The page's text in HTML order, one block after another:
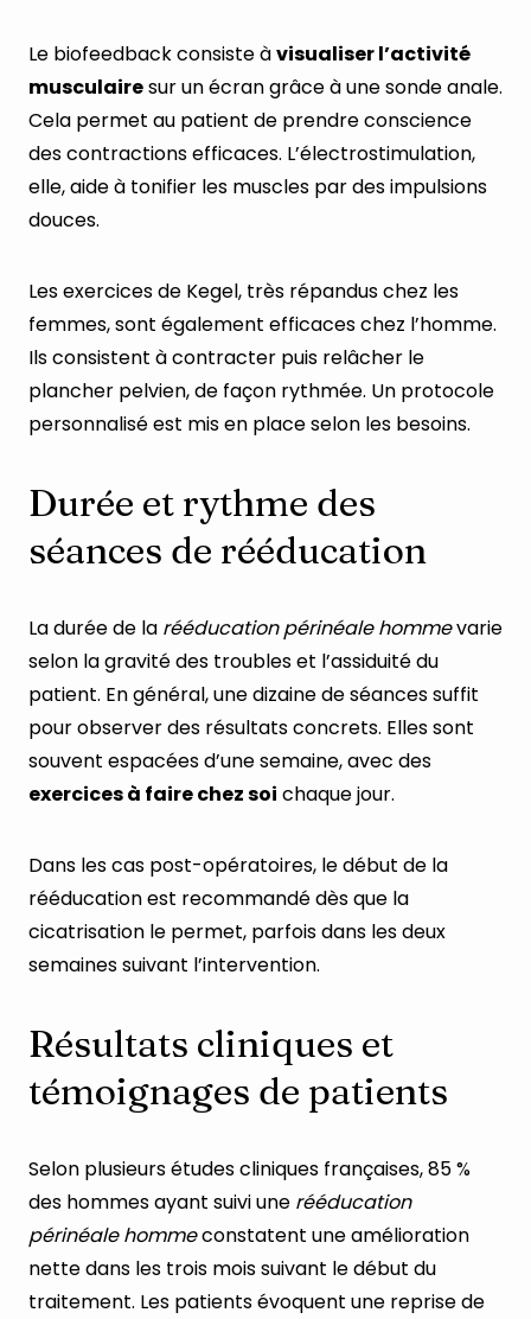
Le biofeedback consiste àvisualiser l’activité
musculairesur un écran grâce à une sonde anale.
Cela permet au patient de prendre conscience
des contractions efficaces. L’électrostimulation,
elle, aide à tonifier les muscles par des impulsions
douces.
Les exercices de Kegel, très répandus chez les
femmes, sont également efficaces chez l’homme.
Ils consistent à contracter puis relâcher le
plancher pelvien, de façon rythmée. Un protocole
personnalisé est mis en place selon les besoins.
Durée et rythme des
séances de rééducation
La durée de la rééducation périnéale hommevarie
selon la gravité des troubles et l’assiduité du
patient. En général, une dizaine de séances suffit
pour observer des résultats concrets. Elles sont
souvent espacées d’une semaine, avec des
exercices à faire chez soi chaque jour.
Dans les cas post-opératoires, le début de la
rééducation est recommandé dès que la
cicatrisation le permet, parfois dans les deux
semaines suivant l’intervention.
Résultats cliniques et
témoignages de patients
Selon plusieurs études cliniques françaises, 85 %
des hommes ayant suivi une rééducation
périnéale hommeconstatent une amélioration
nette dans les trois mois suivant le début du
traitement. Les patients évoquent une reprise de